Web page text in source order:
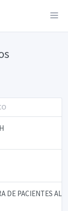
DE PACIENTES